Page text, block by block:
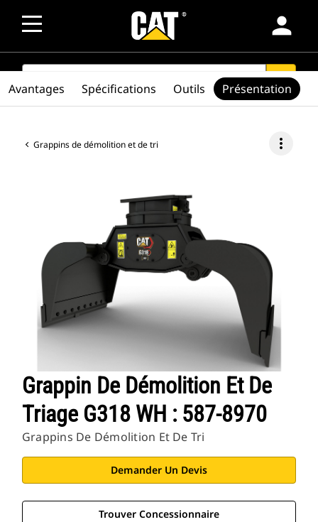
person
SEARCH search
Grappins de démolition et de tri more_vert
Grappin De Démolition Et De
Triage G318 WH : 587-8970
Grappins De Démolition Et De Tri
Demander Un Devis
Trouver Concessionnaire
Avantages Spécifications Outils Présentation